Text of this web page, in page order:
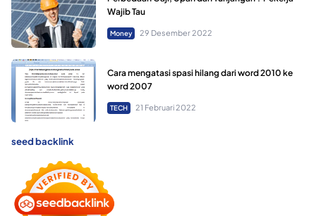
Wajib Tau
Money 29 Desember 2022
Cara mengatasi spasi hilang dari word 2010 ke
word 2007
TECH 21 Februari 2022
seed backlink